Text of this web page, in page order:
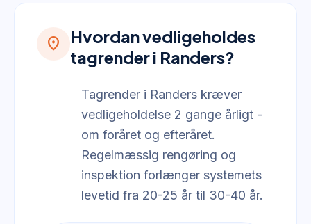
location_on
Hvordan vedligeholdes
tagrender i Randers?
Tagrender i Randers kræver
vedligeholdelse 2 gange årligt -
om foråret og efteråret.
Regelmæssig rengøring og
inspektion forlænger systemets
levetid fra 20-25 år til 30-40 år.